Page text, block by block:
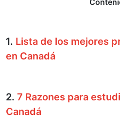
1. Lista de los mejores
en Canadá
2. 7 Razones para
Canadá